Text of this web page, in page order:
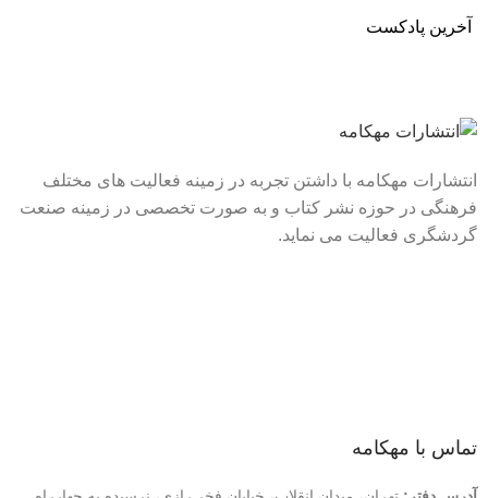
آخرین پادکست
انتشارات مهکامه با داشتن تجربه در زمینه فعالیت های مختلف
فرهنگی در حوزه نشر کتاب و به صورت تخصصی در زمینه صنعت
گردشگری فعالیت می نماید.
تماس با مهکامه